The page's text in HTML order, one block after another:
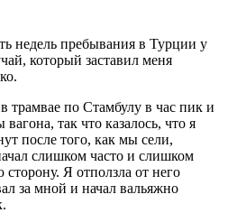
недель пребывания в Турции у
который заставил меня
по Стамбулу в час пик и
так что казалось, что я
после того, как мы сели,
слишком часто и слишком
Я отползла от него
за мной и начал вальяжно